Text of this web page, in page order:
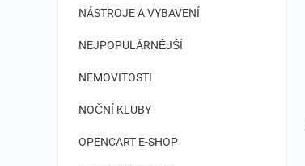
NÁSTROJE A VYBAVENÍ
NEJPOPULÁRNĚJŠÍ
NEMOVITOSTI
NOČNÍ KLUBY
OPENCART E-SHOP